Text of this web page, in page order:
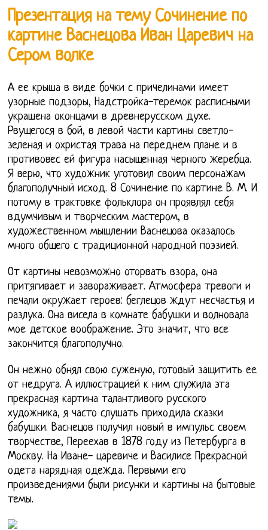
Презентация на тему Сочинение по
картине Васнецова Иван Царевич на
Сером волке
А ее крыша в виде бочки с причелинами имеет
узорные подзоры, Надстройка-теремок расписными
украшена оконцами в древнерусском духе.
Рвущегося в бой, в левой части картины светло-
зеленая и охристая трава на переднем плане и в
противовес ей фигура насыщенная черного жеребца.
Я верю, что художник уготовил своим персонажам
благополучный исход. 8 Сочинение по картине В. М. И
потому в трактовке фольклора он проявлял себя
вдумчивым и творческим мастером, в
художественном мышлении Васнецова оказалось
много общего с традиционной народной поэзией.
От картины невозможно оторвать взора, она
притягивает и завораживает. Атмосфера тревоги и
печали окружает героев: беглецов ждут несчастья и
разлука. Она висела в комнате бабушки и волновала
мое детское воображение. Это значит, что все
закончится благополучно.
Он нежно обнял свою суженую, готовый защитить ее
от недруга. А иллюстрацией к ним служила эта
прекрасная картина талантливого русского
художника, я часто слушать приходила сказки
бабушки. Васнецов получил новый в импульс своем
творчестве, Переехав в 1878 году из Петербурга в
Москву. На Иване- царевиче и Василисе Прекрасной
одета нарядная одежда. Первыми его
произведениями были рисунки и картины на бытовые
темы.